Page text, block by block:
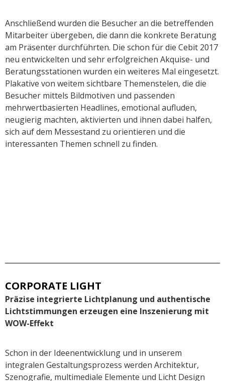
Anschließend wurden die Besucher an die betreffenden
Mitarbeiter übergeben, die dann die konkrete Beratung
am Präsenter durchführten. Die schon für die Cebit 2017
neu entwickelten und sehr erfolgreichen Akquise- und
Beratungsstationen wurden ein weiteres Mal eingesetzt.
Plakative von weitem sichtbare Themenstelen, die die
Besucher mittels Bildmotiven und passenden
mehrwertbasierten Headlines, emotional aufluden,
neugierig machten, aktivierten und ihnen dabei halfen,
sich auf dem Messestand zu orientieren und die
interessanten Themen schnell zu finden.
CORPORATE LIGHT
Präzise integrierte Lichtplanung und authentische
Lichtstimmungen erzeugen eine Inszenierung mit
WOW-Effekt
Schon in der Ideenentwicklung und in unserem
integralen Gestaltungsprozess werden Architektur,
Szenografie, multimediale Elemente und Licht Design